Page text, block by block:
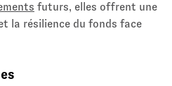
futurs, elles offrent une
la résilience du fonds face